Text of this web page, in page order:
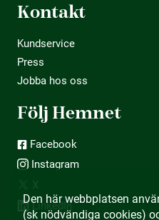
Kontakt
Kundservice
Press
Jobba hos oss
Följ Hemnet
Facebook
Instagram
X
LinkedIn
Den här webbplatsen
(sk nödvändiga cookies)